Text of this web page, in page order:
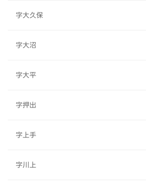
字大久保
字大沼
字大平
字押出
字上手
字川上